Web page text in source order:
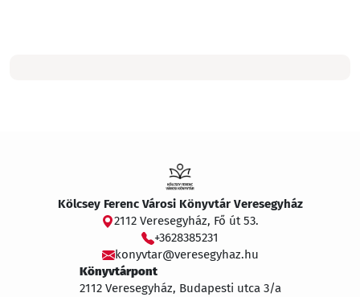
Kölcsey Ferenc Városi Könyvtár Veresegyház
2112 Veresegyház, Fő út 53.
+3628385231
konyvtar@veresegyhaz.hu
Könyvtárpont
2112 Veresegyház, Budapesti utca 3/a